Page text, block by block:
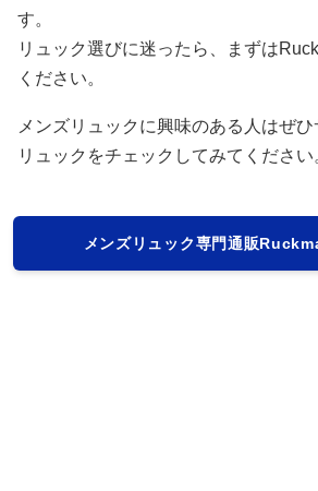
す。
リュック選びに迷ったら、まずは
ください。
メンズリュックに興味のある人はぜ
リュックをチェックしてみてください
メンズリュック専門通販